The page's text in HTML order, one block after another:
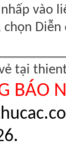
vào
tại
BÁO